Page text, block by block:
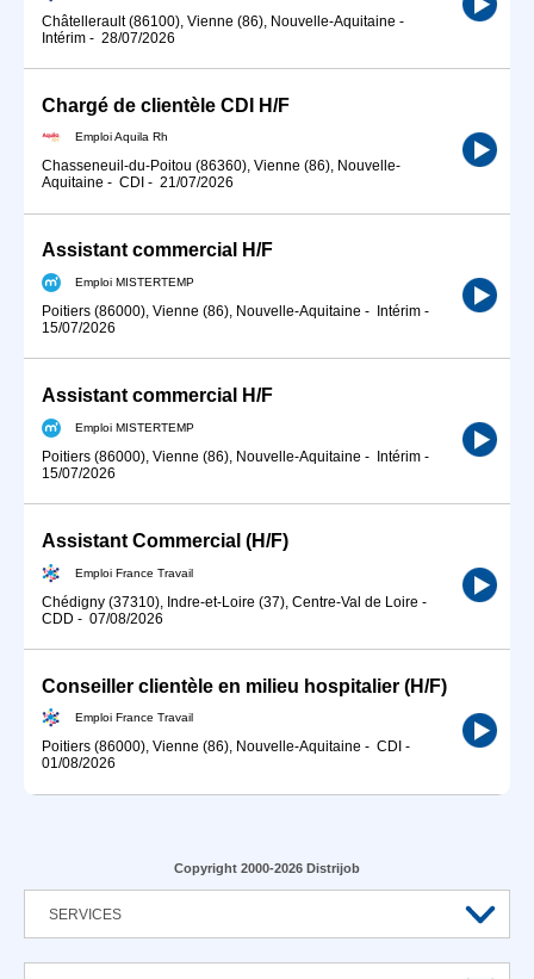
Châtellerault (86100), Vienne (86), Nouvelle-Aquitaine -
Intérim - 28/07/2026
Chargé de clientèle CDI H/F
Emploi Aquila Rh
Chasseneuil-du-Poitou (86360), Vienne (86), Nouvelle-
Aquitaine - CDI - 21/07/2026
Assistant commercial H/F
Emploi MISTERTEMP
Poitiers (86000), Vienne (86), Nouvelle-Aquitaine - Intérim -
15/07/2026
Assistant commercial H/F
Emploi MISTERTEMP
Poitiers (86000), Vienne (86), Nouvelle-Aquitaine - Intérim -
15/07/2026
Assistant Commercial (H/F)
Emploi France Travail
Chédigny (37310), Indre-et-Loire (37), Centre-Val de Loire -
CDD - 07/08/2026
Conseiller clientèle en milieu hospitalier (H/F)
Emploi France Travail
Poitiers (86000), Vienne (86), Nouvelle-Aquitaine - CDI -
01/08/2026
Copyright 2000-2026 Distrijob
SERVICES